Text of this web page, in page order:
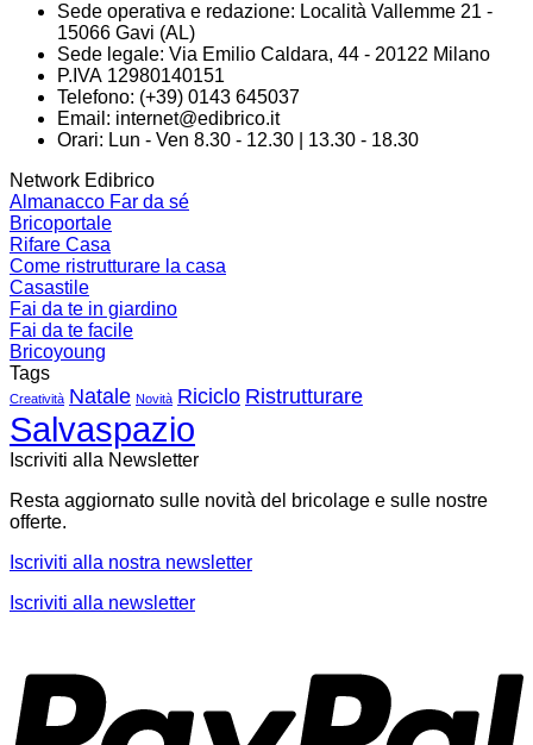
11,00€.8,80€.
Sede operativa e redazione: Località Vallemme 21 -
15066 Gavi (AL)
Sede legale: Via Emilio Caldara, 44 - 20122 Milano
P.IVA 12980140151
Telefono: (+39) 0143 645037
Email: internet@edibrico.it
Orari: Lun - Ven 8.30 - 12.30 | 13.30 - 18.30
Network Edibrico
Almanacco Far da sé
Bricoportale
Rifare Casa
Come ristrutturare la casa
Casastile
Fai da te in giardino
Fai da te facile
Bricoyoung
Tags
Creatività Natale Novità Riciclo Ristrutturare
Salvaspazio
Iscriviti alla Newsletter
Resta aggiornato sulle novità del bricolage e sulle nostre
offerte.
Iscriviti alla nostra newsletter
Iscriviti alla newsletter